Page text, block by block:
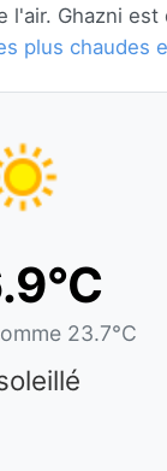
l'air. Ghazni est
plus chaudes
23.7°C